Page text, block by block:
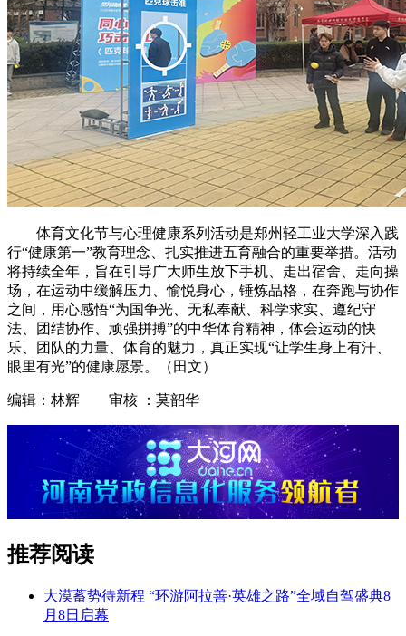
体育文化节与心理健康系列活动是郑州轻工业大学深入践
行“健康第一”教育理念、扎实推进五育融合的重要举措。活动
将持续全年，旨在引导广大师生放下手机、走出宿舍、走向操
场，在运动中缓解压力、愉悦身心，锤炼品格，在奔跑与协作
之间，用心感悟“为国争光、无私奉献、科学求实、遵纪守
法、团结协作、顽强拼搏”的中华体育精神，体会运动的快
乐、团队的力量、体育的魅力，真正实现“让学生身上有汗、
眼里有光”的健康愿景。（田文）
编辑：林辉 审核 ：莫韶华
推荐阅读
大漠蓄势待新程 “环游阿拉善·英雄之路”全域自驾盛典8
月8日启幕